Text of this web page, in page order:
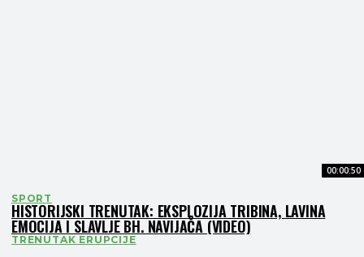
00:00:50
SPORT
HISTORIJSKI TRENUTAK: EKSPLOZIJA TRIBINA, LAVINA
EMOCIJA I SLAVLJE BH. NAVIJAČA (VIDEO)
TRENUTAK ERUPCIJE